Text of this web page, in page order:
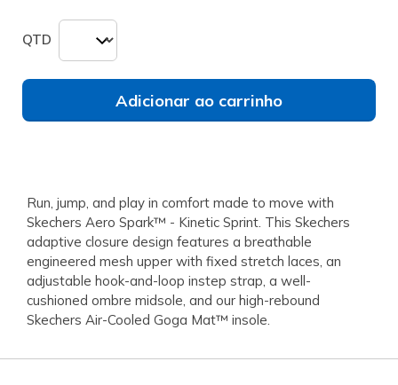
QTD
Adicionar ao carrinho
Run, jump, and play in comfort made to move with
Skechers Aero Spark™ - Kinetic Sprint. This Skechers
adaptive closure design features a breathable
engineered mesh upper with fixed stretch laces, an
adjustable hook-and-loop instep strap, a well-
cushioned ombre midsole, and our high-rebound
Skechers Air-Cooled Goga Mat™ insole.